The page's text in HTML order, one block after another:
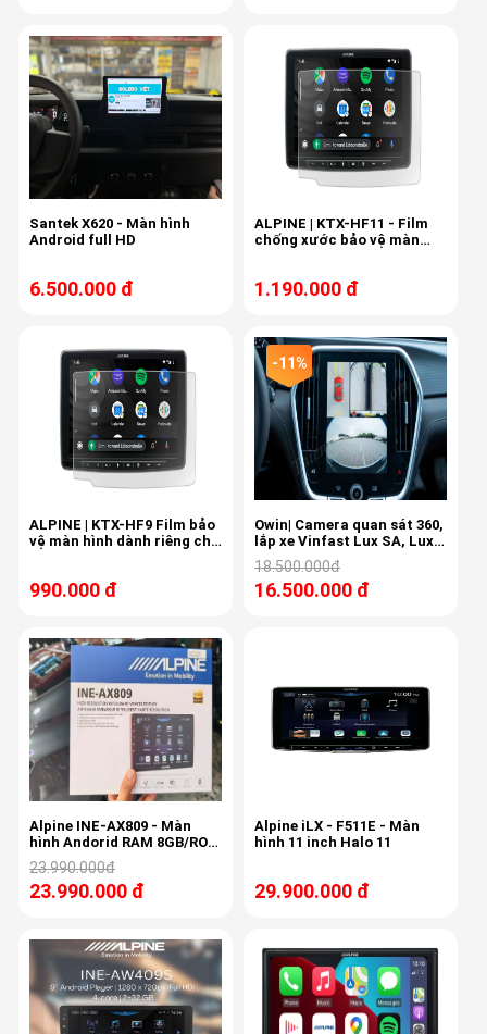
Santek X620 - Màn hình
Android full HD
6.500.000 đ
ALPINE | KTX-HF11 - Film
chống xước bảo vệ màn
1.190.000 đ
ALPINE | KTX-HF9 Film bảo
vệ màn hình dành riêng cho
990.000 đ
-11%
Owin| Camera quan sát 360,
lắp xe Vinfast Lux SA, Lux
A, LVDS siêu nét
18.500.000đ
16.500.000 đ
Alpine INE-AX809 - Màn
hình Andorid RAM 8GB/ROM
256GB
23.990.000đ
23.990.000 đ
Alpine iLX - F511E - Màn
hình 11 inch Halo 11
29.900.000 đ